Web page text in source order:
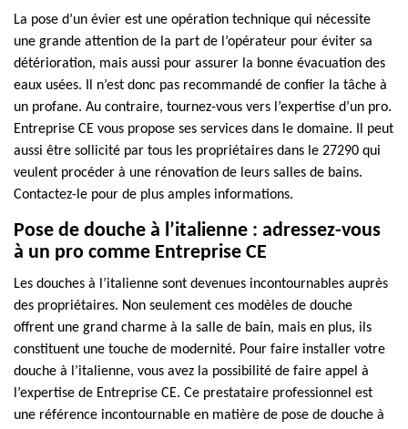
La pose d’un évier est une opération technique qui nécessite
une grande attention de la part de l’opérateur pour éviter sa
détérioration, mais aussi pour assurer la bonne évacuation des
eaux usées. Il n’est donc pas recommandé de confier la tâche à
un profane. Au contraire, tournez-vous vers l’expertise d’un pro.
Entreprise CE vous propose ses services dans le domaine. Il peut
aussi être sollicité par tous les propriétaires dans le 27290 qui
veulent procéder à une rénovation de leurs salles de bains.
Contactez-le pour de plus amples informations.
Pose de douche à l’italienne : adressez-vous
à un pro comme Entreprise CE
Les douches à l’italienne sont devenues incontournables auprès
des propriétaires. Non seulement ces modèles de douche
offrent une grand charme à la salle de bain, mais en plus, ils
constituent une touche de modernité. Pour faire installer votre
douche à l’italienne, vous avez la possibilité de faire appel à
l’expertise de Entreprise CE. Ce prestataire professionnel est
une référence incontournable en matière de pose de douche à